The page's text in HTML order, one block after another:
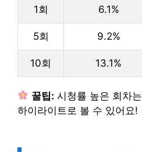
1회 6.1%
5회 9.2%
10회 13.1%
꿀팁: 시청률 높은 회차는
하이라이트로 볼 수 있어요!